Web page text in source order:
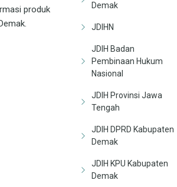
produk
Demak
JDIHN
JDIH Badan
Pembinaan Hukum
Nasional
JDIH Provinsi Jawa
Tengah
JDIH DPRD Kabupaten
Demak
JDIH KPU Kabupaten
Demak